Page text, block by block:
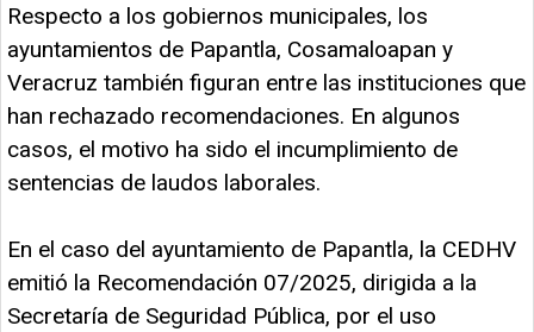
Respecto a los gobiernos municipales, los
ayuntamientos de Papantla, Cosamaloapan y
Veracruz también figuran entre las instituciones que
han rechazado recomendaciones. En algunos
casos, el motivo ha sido el incumplimiento de
sentencias de laudos laborales.
En el caso del ayuntamiento de Papantla, la CEDHV
emitió la Recomendación 07/2025, dirigida a la
Secretaría de Seguridad Pública, por el uso